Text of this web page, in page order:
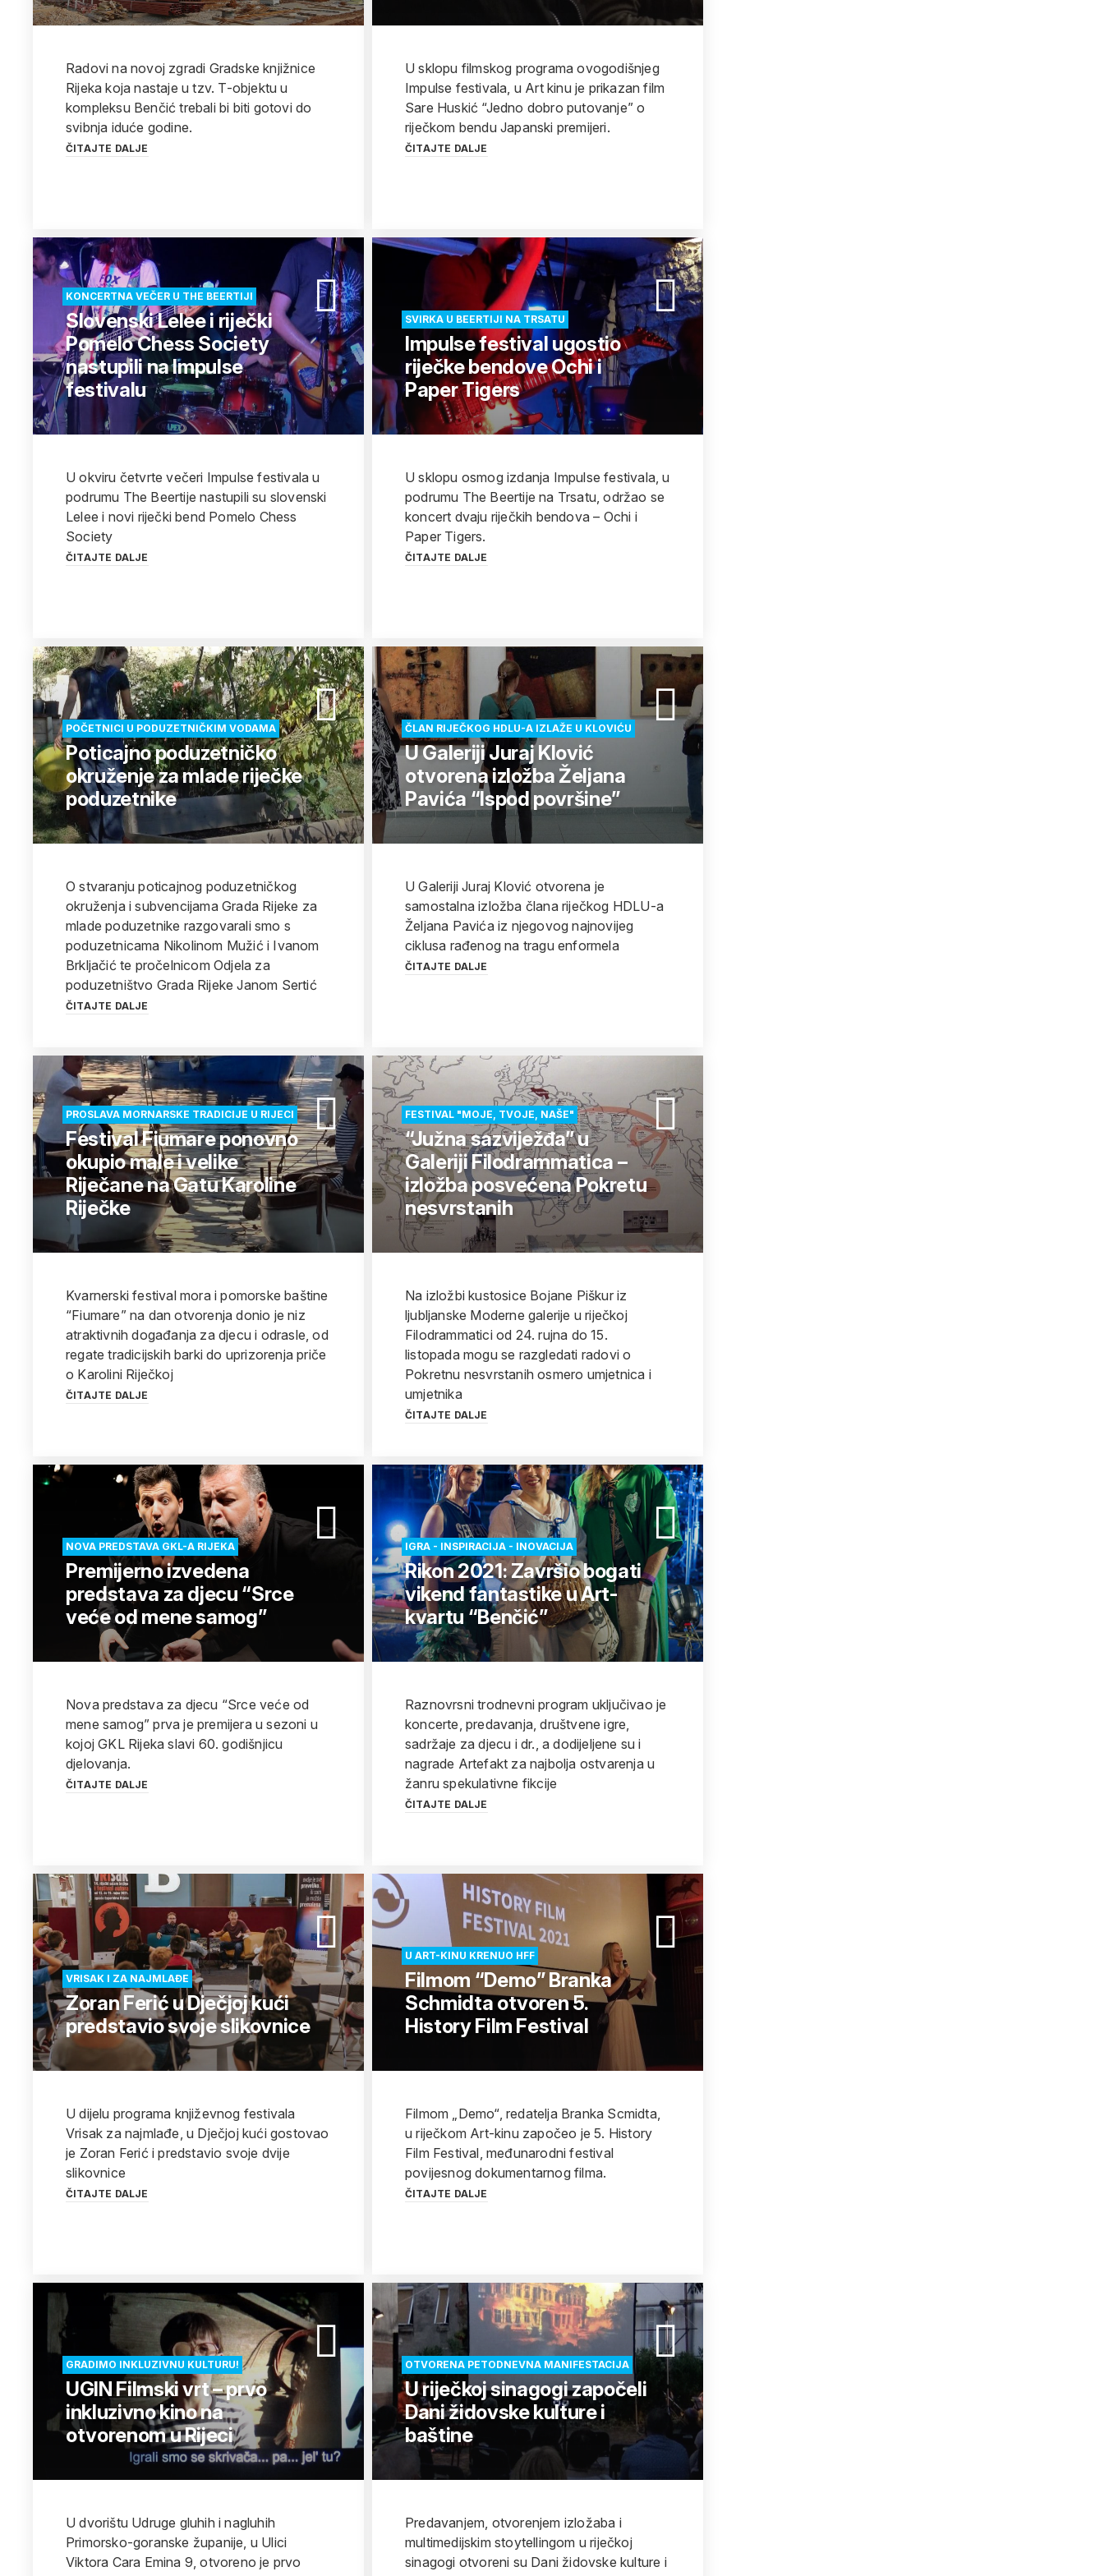
Radovi na novoj zgradi Gradske knjižnice
Rijeka koja nastaje u tzv. T-objektu u
kompleksu Benčić trebali bi biti gotovi do
svibnja iduće godine.
ČITAJTE DALJE
U sklopu filmskog programa ovogodišnjeg
Impulse festivala, u Art kinu je prikazan film
Sare Huskić “Jedno dobro putovanje” o
riječkom bendu Japanski premijeri.
ČITAJTE DALJE
KONCERTNA VEČER U THE BEERTIJI
Slovenski Lelee i riječki
Pomelo Chess Society
nastupili na Impulse
festivalu
U okviru četvrte večeri Impulse festivala u
podrumu The Beertije nastupili su slovenski
Lelee i novi riječki bend Pomelo Chess
Society
ČITAJTE DALJE
SVIRKA U BEERTIJI NA TRSATU
Impulse festival ugostio
riječke bendove Ochi i
Paper Tigers
U sklopu osmog izdanja Impulse festivala, u
podrumu The Beertije na Trsatu, održao se
koncert dvaju riječkih bendova – Ochi i
Paper Tigers.
ČITAJTE DALJE
POČETNICI U PODUZETNIČKIM VODAMA
Poticajno poduzetničko
okruženje za mlade riječke
poduzetnike
O stvaranju poticajnog poduzetničkog
okruženja i subvencijama Grada Rijeke za
mlade poduzetnike razgovarali smo s
poduzetnicama Nikolinom Mužić i Ivanom
Brkljačić te pročelnicom Odjela za
poduzetništvo Grada Rijeke Janom Sertić
ČITAJTE DALJE
ČLAN RIJEČKOG HDLU-A IZLAŽE U KLOVIĆU
U Galeriji Juraj Klović
otvorena izložba Željana
Pavića “Ispod površine”
U Galeriji Juraj Klović otvorena je
samostalna izložba člana riječkog HDLU-a
Željana Pavića iz njegovog najnovijeg
ciklusa rađenog na tragu enformela
ČITAJTE DALJE
PROSLAVA MORNARSKE TRADICIJE U RIJECI
Festival Fiumare ponovno
okupio male i velike
Riječane na Gatu Karoline
Riječke
Kvarnerski festival mora i pomorske baštine
“Fiumare” na dan otvorenja donio je niz
atraktivnih događanja za djecu i odrasle, od
regate tradicijskih barki do uprizorenja priče
o Karolini Riječkoj
ČITAJTE DALJE
FESTIVAL "MOJE, TVOJE, NAŠE"
“Južna sazviježđa” u
Galeriji Filodrammatica –
izložba posvećena Pokretu
nesvrstanih
Na izložbi kustosice Bojane Piškur iz
ljubljanske Moderne galerije u riječkoj
Filodrammatici od 24. rujna do 15.
listopada mogu se razgledati radovi o
Pokretnu nesvrstanih osmero umjetnica i
umjetnika
ČITAJTE DALJE
NOVA PREDSTAVA GKL-A RIJEKA
Premijerno izvedena
predstava za djecu “Srce
veće od mene samog”
Nova predstava za djecu “Srce veće od
mene samog” prva je premijera u sezoni u
kojoj GKL Rijeka slavi 60. godišnjicu
djelovanja.
ČITAJTE DALJE
IGRA - INSPIRACIJA - INOVACIJA
Rikon 2021: Završio bogati
vikend fantastike u Art-
kvartu “Benčić”
Raznovrsni trodnevni program uključivao je
koncerte, predavanja, društvene igre,
sadržaje za djecu i dr., a dodijeljene su i
nagrade Artefakt za najbolja ostvarenja u
žanru spekulativne fikcije
ČITAJTE DALJE
VRISAK I ZA NAJMLAĐE
Zoran Ferić u Dječjoj kući
predstavio svoje slikovnice
U dijelu programa književnog festivala
Vrisak za najmlađe, u Dječjoj kući gostovao
je Zoran Ferić i predstavio svoje dvije
slikovnice
ČITAJTE DALJE
U ART-KINU KRENUO HFF
Filmom “Demo” Branka
Schmidta otvoren 5.
History Film Festival
Filmom „Demo“, redatelja Branka Scmidta,
u riječkom Art-kinu započeo je 5. History
Film Festival, međunarodni festival
povijesnog dokumentarnog filma.
ČITAJTE DALJE
GRADIMO INKLUZIVNU KULTURU!
UGIN Filmski vrt – prvo
inkluzivno kino na
otvorenom u Rijeci
U dvorištu Udruge gluhih i nagluhih
Primorsko-goranske županije, u Ulici
Viktora Cara Emina 9, otvoreno je prvo
OTVORENA PETODNEVNA MANIFESTACIJA
U riječkoj sinagogi započeli
Dani židovske kulture i
baštine
Predavanjem, otvorenjem izložaba i
multimedijskim stoytellingom u riječkoj
sinagogi otvoreni su Dani židovske kulture i